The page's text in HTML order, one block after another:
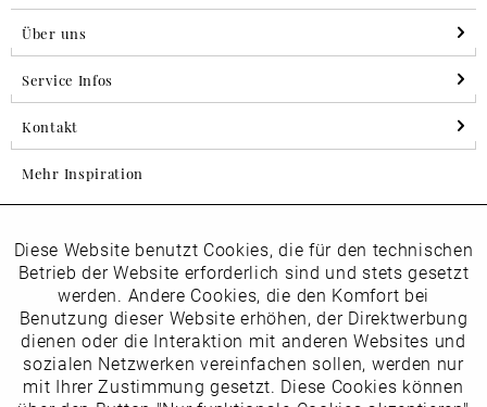
Über uns
Service Infos
Kontakt
Mehr Inspiration
Folgen Sie uns auf Instagram
horsch_schuhe
Newsletter
Funktionale Aktiv
Marketing Inaktiv
Tracking Inaktiv
Diese Website benutzt Cookies, die für den technischen
Betrieb der Website erforderlich sind und stets gesetzt
werden. Andere Cookies, die den Komfort bei
Benutzung dieser Website erhöhen, der Direktwerbung
dienen oder die Interaktion mit anderen Websites und
sozialen Netzwerken vereinfachen sollen, werden nur
mit Ihrer Zustimmung gesetzt. Diese Cookies können